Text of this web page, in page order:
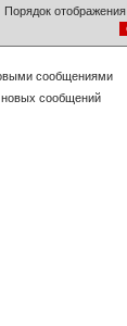
Порядок отображения
сообщениями
сообщений